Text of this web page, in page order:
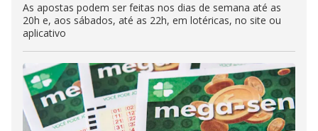
As apostas podem ser feitas nos dias de semana até as
20h e, aos sábados, até as 22h, em lotéricas, no site ou
aplicativo